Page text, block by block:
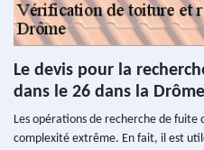
Le devis pour la
dans le 26 dans la Drôme
Les opérations de recherche de
complexité extrême. En fait, il est